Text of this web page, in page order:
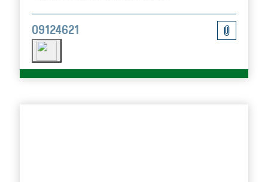
09124621